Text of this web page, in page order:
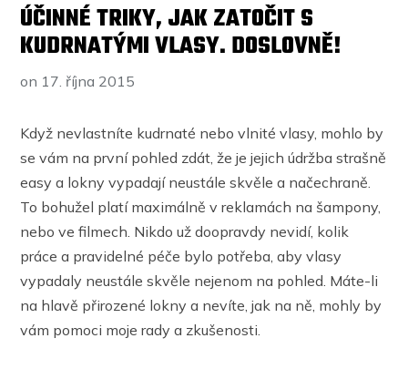
ÚČINNÉ TRIKY, JAK ZATOČIT S
KUDRNATÝMI VLASY. DOSLOVNĚ!
on 17. října 2015
Když nevlastníte kudrnaté nebo vlnité vlasy, mohlo by
se vám na první pohled zdát, že je jejich údržba strašně
easy a lokny vypadají neustále skvěle a načechraně.
To bohužel platí maximálně v reklamách na šampony,
nebo ve filmech. Nikdo už doopravdy nevidí, kolik
práce a pravidelné péče bylo potřeba, aby vlasy
vypadaly neustále skvěle nejenom na pohled. Máte-li
na hlavě přirozené lokny a nevíte, jak na ně, mohly by
vám pomoci moje rady a zkušenosti.